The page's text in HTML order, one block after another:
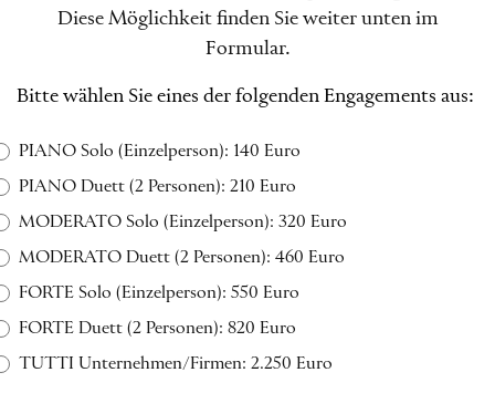
Diese Möglichkeit finden Sie weiter unten im
Formular.
Bitte wählen Sie eines der folgenden Engagements aus:
PIANO Solo (Einzelperson): 140 Euro
PIANO Duett (2 Personen): 210 Euro
MODERATO Solo (Einzelperson): 320 Euro
MODERATO Duett (2 Personen): 460 Euro
FORTE Solo (Einzelperson): 550 Euro
FORTE Duett (2 Personen): 820 Euro
TUTTI Unternehmen/Firmen: 2.250 Euro